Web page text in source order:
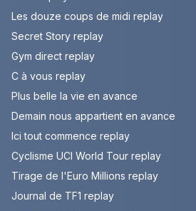
Les douze coups de midi replay
Secret Story replay
Gym direct replay
C à vous replay
Plus belle la vie en avance
Demain nous appartient en avance
Ici tout commence replay
Cyclisme UCI World Tour replay
Tirage de l'Euro Millions replay
Journal de TF1 replay